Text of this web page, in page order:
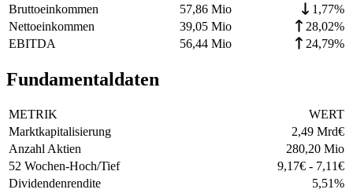
Bruttoeinkommen
57,86 Mio
1,77%
Nettoeinkommen
39,05 Mio
28,02%
EBITDA
56,44 Mio 24,79%
Fundamentaldaten
METRIK
WERT
Marktkapitalisierung
2,49 Mrd€
Anzahl Aktien
280,20 Mio
52 Wochen-Hoch/Tief
9,17€ - 7,11€
Dividendenrendite
5,51%